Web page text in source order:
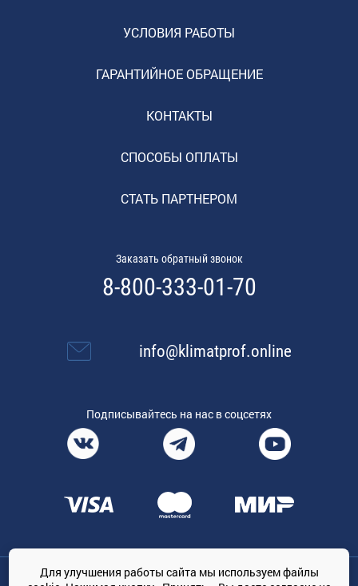
УСЛОВИЯ РАБОТЫ
ГАРАНТИЙНОЕ ОБРАЩЕНИЕ
КОНТАКТЫ
СПОСОБЫ ОПЛАТЫ
СТАТЬ ПАРТНЕРОМ
Заказать обратный звонок
8-800-333-01-70
info@klimatprof.online
Подписывайтесь на нас в соцсетях
Общество с ограниченной ответственностью «ТРЕЙДКОН», ОГРН:
Для улучшения работы сайта мы используем файлы